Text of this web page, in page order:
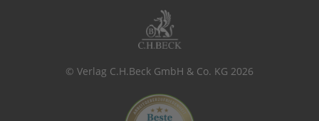
© Verlag C.H.Beck GmbH & Co. KG 2026